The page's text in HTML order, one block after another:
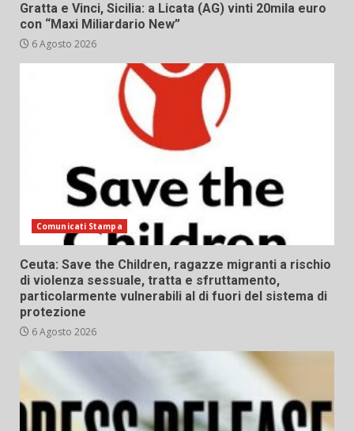
Gratta e Vinci, Sicilia: a Licata (AG) vinti 20mila euro
con “Maxi Miliardario New”
6 Agosto 2026
Comunicati Stampa
Ceuta: Save the Children, ragazze migranti a rischio
di violenza sessuale, tratta e sfruttamento,
particolarmente vulnerabili al di fuori del sistema di
protezione
6 Agosto 2026